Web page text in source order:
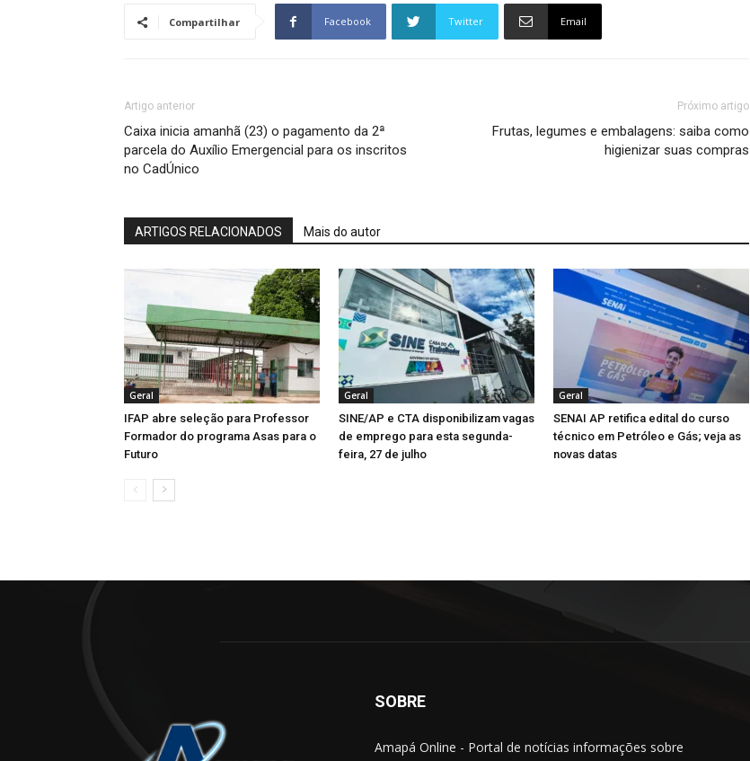
Compartilhar Facebook Twitter Email
Artigo anterior
Caixa inicia amanhã (23) o pagamento da 2ª
parcela do Auxílio Emergencial para os inscritos
no CadÚnico
Próximo artigo
Frutas, legumes e embalagens: saiba como
higienizar suas compras
ARTIGOS RELACIONADOS Mais do autor
Geral
IFAP abre seleção para Professor
Formador do programa Asas para o
Futuro
Geral
SINE/AP e CTA disponibilizam vagas
de emprego para esta segunda-
feira, 27 de julho
Geral
SENAI AP retifica edital do curso
técnico em Petróleo e Gás; veja as
novas datas
SOBRE
Amapá Online - Portal de notícias informações sobre